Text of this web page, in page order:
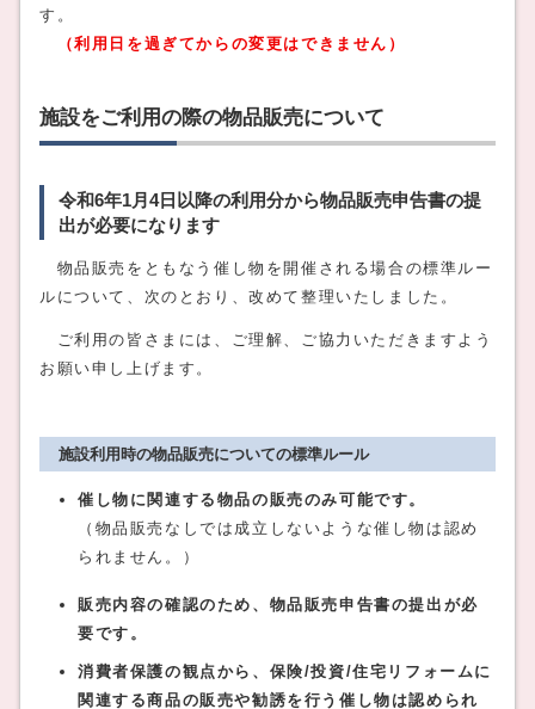
す。
（利用日を過ぎてからの変更はできません）
施設をご利用の際の物品販売について
令和6年1月4日以降の利用分から物品販売申告書の提
出が必要になります
物品販売をともなう催し物を開催される場合の標準ルー
ルについて、次のとおり、改めて整理いたしました。
ご利用の皆さまには、ご理解、ご協力いただきますよう
お願い申し上げます。
施設利用時の物品販売についての標準ルール
催し物に関連する物品の販売のみ可能です。
（物品販売なしでは成立しないような催し物は認め
られません。）
販売内容の確認のため、物品販売申告書の提出が必
要です。
消費者保護の観点から、保険/投資/住宅リフォームに
関連する商品の販売や勧誘を行う催し物は認められ